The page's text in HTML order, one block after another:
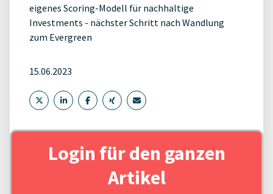
eigenes Scoring-Modell für nachhaltige
Investments - nächster Schritt nach Wandlung
zum Evergreen
15.06.2023
Login für den ganzen
Artikel